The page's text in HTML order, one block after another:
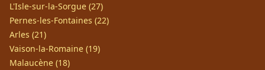
L'Isle-sur-la-Sorgue (27)
Pernes-les-Fontaines (22)
Arles (21)
Vaison-la-Romaine (19)
Malaucène (18)